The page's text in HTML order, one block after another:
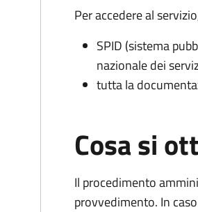
Per accedere al
SPID (sistema
nazionale dei
tutta la
Cosa si
Il procedimento
provvedimento. In